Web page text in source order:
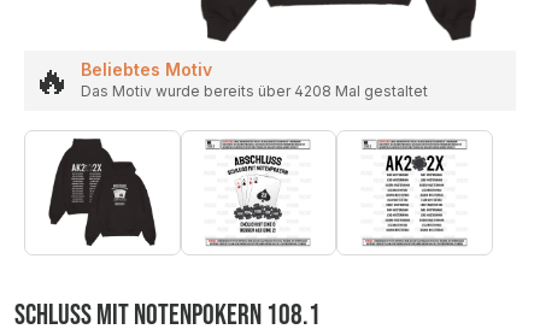
🔥 Beliebtes Motiv
Das Motiv wurde bereits über 4208 Mal gestaltet
SCHLUSS MIT NOTENPOKERN 108.1